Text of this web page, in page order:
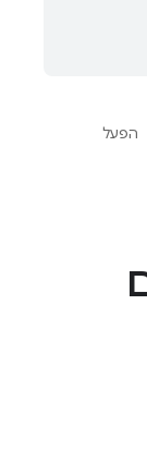
הפעל